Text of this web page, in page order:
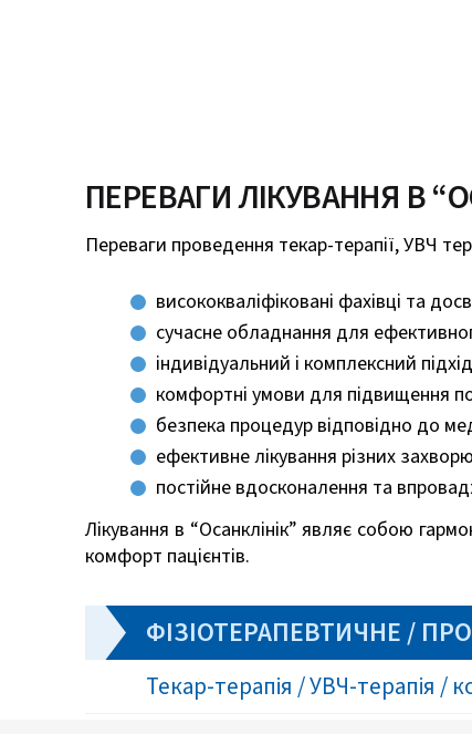
ПЕРЕВАГИ ЛІКУВАННЯ В
Переваги проведення текар-терапії, УВЧ
висококваліфіковані фахівці та
сучасне обладнання для
індивідуальний і комплексний
комфортні умови для підвищення
безпека процедур відповідно до
ефективне лікування різних
постійне вдосконалення та
Лікування в “Осанклінік” являє собою
комфорт пацієнтів.
ФІЗІОТЕРАПЕВТИЧНЕ /
Текар-терапія / УВЧ-терапія /